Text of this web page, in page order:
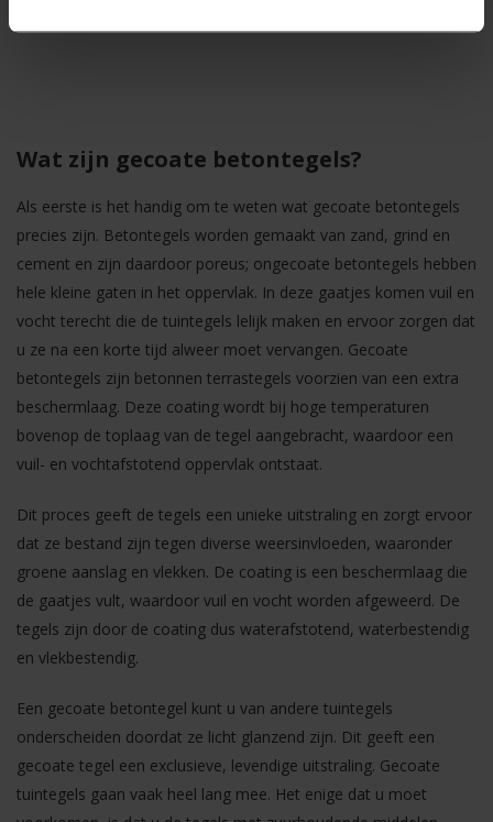
Wat zijn gecoate betontegels?
Als eerste is het handig om te weten wat gecoate betontegels
precies zijn. Betontegels worden gemaakt van zand, grind en
cement en zijn daardoor poreus; ongecoate betontegels hebben
hele kleine gaten in het oppervlak. In deze gaatjes komen vuil en
vocht terecht die de tuintegels lelijk maken en ervoor zorgen dat
u ze na een korte tijd alweer moet vervangen. Gecoate
betontegels zijn betonnen terrastegels voorzien van een extra
beschermlaag. Deze coating wordt bij hoge temperaturen
bovenop de toplaag van de tegel aangebracht, waardoor een
vuil- en vochtafstotend oppervlak ontstaat.
Dit proces geeft de tegels een unieke uitstraling en zorgt ervoor
dat ze bestand zijn tegen diverse weersinvloeden, waaronder
groene aanslag en vlekken. De coating is een beschermlaag die
de gaatjes vult, waardoor vuil en vocht worden afgeweerd. De
tegels zijn door de coating dus waterafstotend, waterbestendig
en vlekbestendig.
Een gecoate betontegel kunt u van andere tuintegels
onderscheiden doordat ze licht glanzend zijn. Dit geeft een
gecoate tegel een exclusieve, levendige uitstraling. Gecoate
tuintegels gaan vaak heel lang mee. Het enige dat u moet